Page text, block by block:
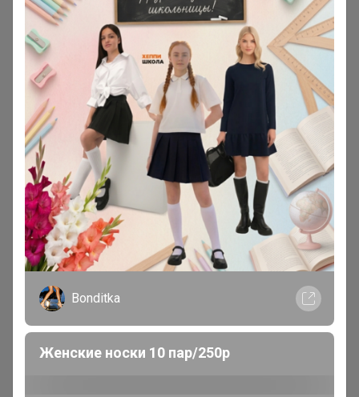
Красноярске! Без ожидания!
Если в заказе позиция из этого
каталога она выдается сразу!
Если нужно заказ отправить
вместе с позициями под заказ -
напишите комментарий к заказу
"отправить все вместе"
Если вы заказали из этого каталога, то в счет
включается сразу и идет в ближайший развоз.
Если хотите, чтобы заказ пришел вместе с
позициями под заказ (не делить) то подпишите
комментарий к заказу "отправить вместе"
Сорта недели и Кофе по самым
вкусным ценам!
В этом каталоге кофе идет с ожиданием. Если
хотите получить как можно быстрее,
заказывайте из каталога "Кофе в наличии".
Примерные сроки ожидания 12-16 дней. Пока
8
Bonditka
Женские носки 10 пар/250р